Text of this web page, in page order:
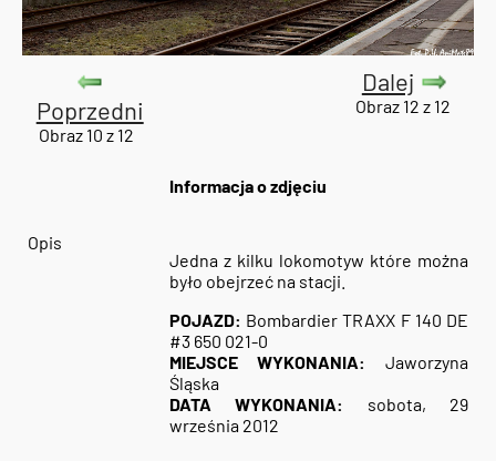
Poprzedni
Obraz 10 z 12
Dalej
Obraz 12 z 12
Informacja o zdjęciu
Opis
Jedna z kilku lokomotyw które można
było obejrzeć na stacji.
POJAZD: Bombardier TRAXX F 140 DE
#3 650 021-0
MIEJSCE WYKONANIA:
Jaworzyna
Śląska
DATA WYKONANIA:
sobota, 29
września 2012